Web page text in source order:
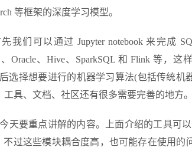
等框架的深度学习模型。
们可以通过 Jupyter notebook 来完成
Oracle、Hive、SparkSQL 和 Flink 等，这
选择想要进行的机器学习算法(包括传统机
具、文档、社区还有很多需要完善的地方。
天要重点讲解的内容。上面介绍的工具可
过这些模块耦合度高，也可能存在使用的